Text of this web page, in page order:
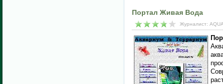
Портал Живая Вода
Журналист: